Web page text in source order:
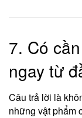
7. Có
ngay từ
Câu trả lời là
những vật phẩm